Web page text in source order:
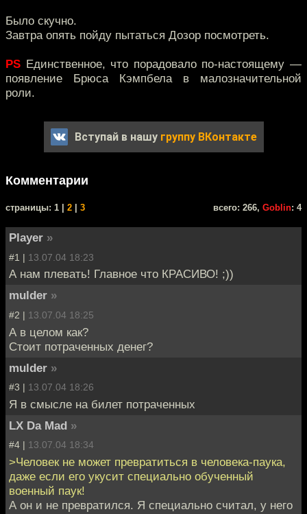
Было скучно.
Завтра опять пойду пытаться Дозор посмотреть.
PS Единственное, что порадовало по-настоящему —
появление Брюса Кэмпбела в малозначительной
роли.
Вступай в нашу группу ВКонтакте
Комментарии
cтраницы: 1 | 2 3 всего: 266, Goblin: 4
Player »
#1 | 13.07.04 18:23
А нам плевать! Главное что КРАСИВО! ;))
mulder »
#2 | 13.07.04 18:25
А в целом как?
Стоит потраченных денег?
mulder »
#3 | 13.07.04 18:26
Я в смысле на билет потраченных
LX Da Mad »
#4 | 13.07.04 18:34
>Человек не может превратиться в человека-паука,
даже если его укусит специально обученный
военный паук!
А он и не превратился. Я специально считал, у него